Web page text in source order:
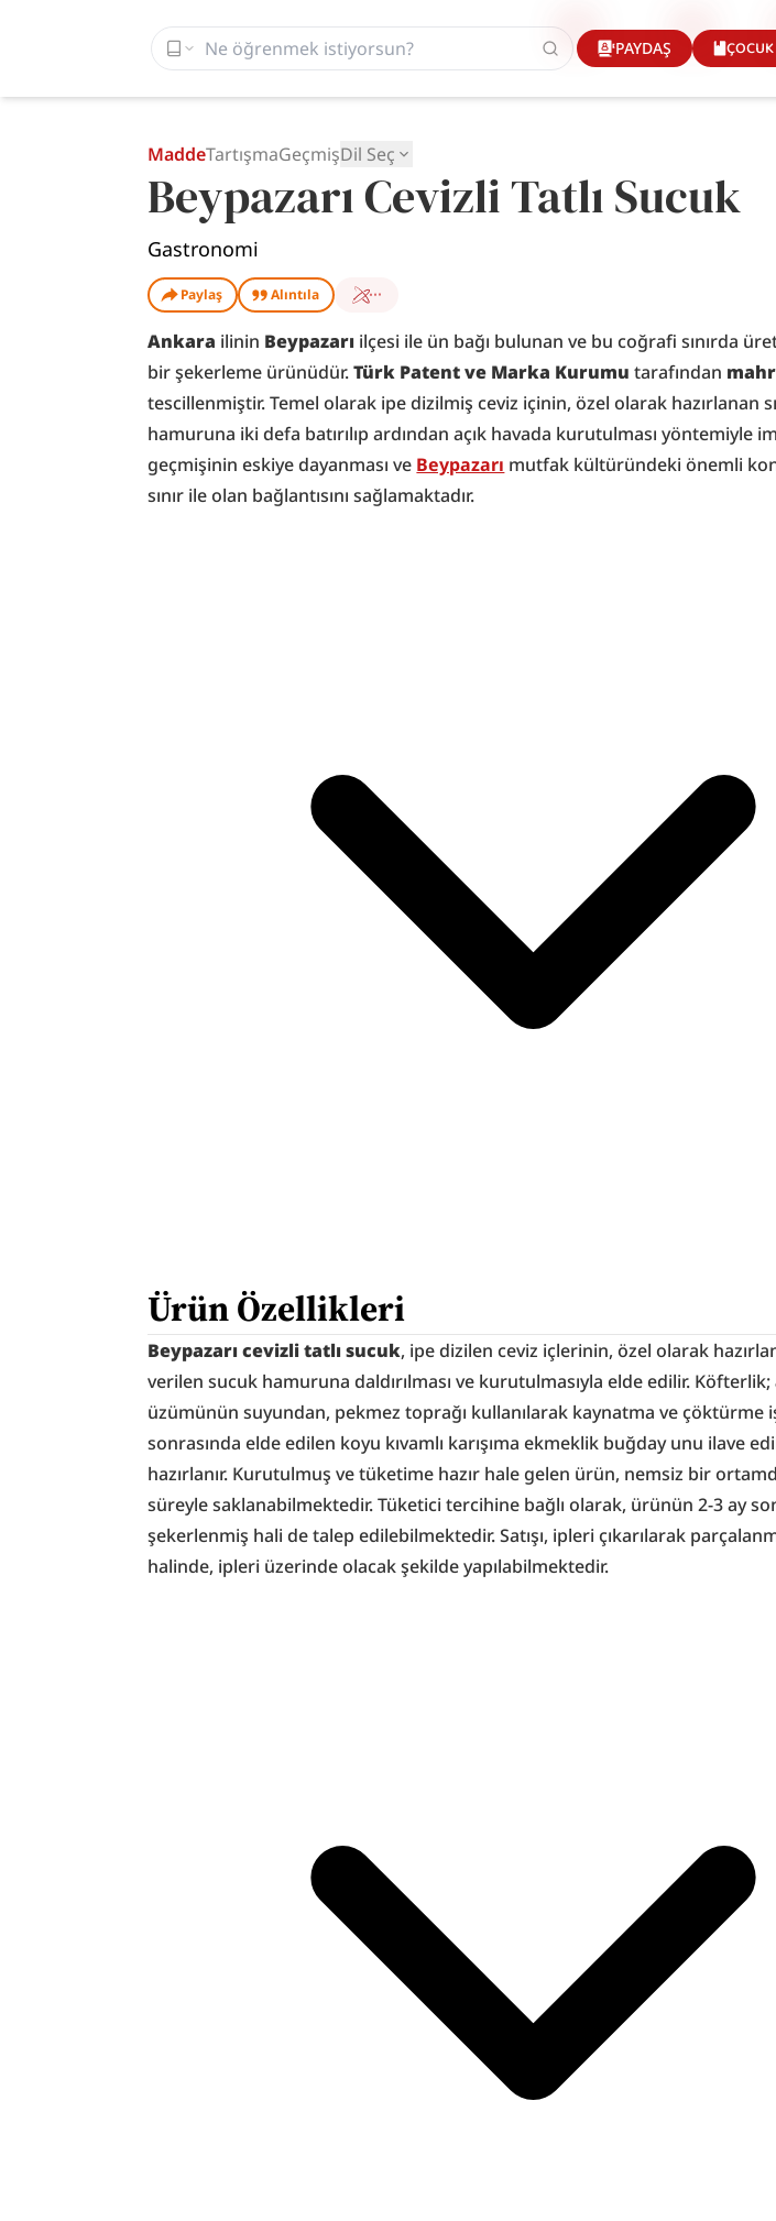
PAYDAŞ ÇOCUK
MaddeTartışmaGeçmişDil Seç
Beypazarı Cevizli Tatlı Sucuk
Gastronomi
Paylaş Alıntıla
Ankara ilinin Beypazarı ilçesi ile ün bağı bulunan ve bu coğrafi sınırda
bir şekerleme ürünüdür. Türk Patent ve Marka Kurumu tarafından
tescillenmiştir. Temel olarak ipe dizilmiş ceviz içinin, özel olarak hazırlanan
hamuruna iki defa batırılıp ardından açık havada kurutulması yöntemiyle
geçmişinin eskiye dayanması ve Beypazarı mutfak kültüründeki önemli
sınır ile olan bağlantısını sağlamaktadır.
Ürün Özellikleri
Beypazarı cevizli tatlı sucuk, ipe dizilen ceviz içlerinin, özel olarak
verilen sucuk hamuruna daldırılması ve kurutulmasıyla elde edilir. Köfterlik;
üzümünün suyundan, pekmez toprağı kullanılarak kaynatma ve çöktürme
sonrasında elde edilen koyu kıvamlı karışıma ekmeklik buğday unu ilave
hazırlanır. Kurutulmuş ve tüketime hazır hale gelen ürün, nemsiz bir
süreyle saklanabilmektedir. Tüketici tercihine bağlı olarak, ürünün 2-3 ay
şekerlenmiş hali de talep edilebilmektedir. Satışı, ipleri çıkarılarak
halinde, ipleri üzerinde olacak şekilde yapılabilmektedir.